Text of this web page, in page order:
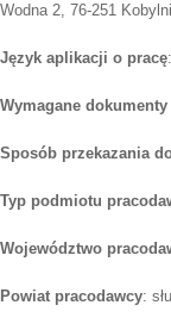
Wodna 2, 76-251
Język aplikacji o pracę
Wymagane
Sposób przekazania
Typ podmiotu
Województwo
Powiat pracodawcy: